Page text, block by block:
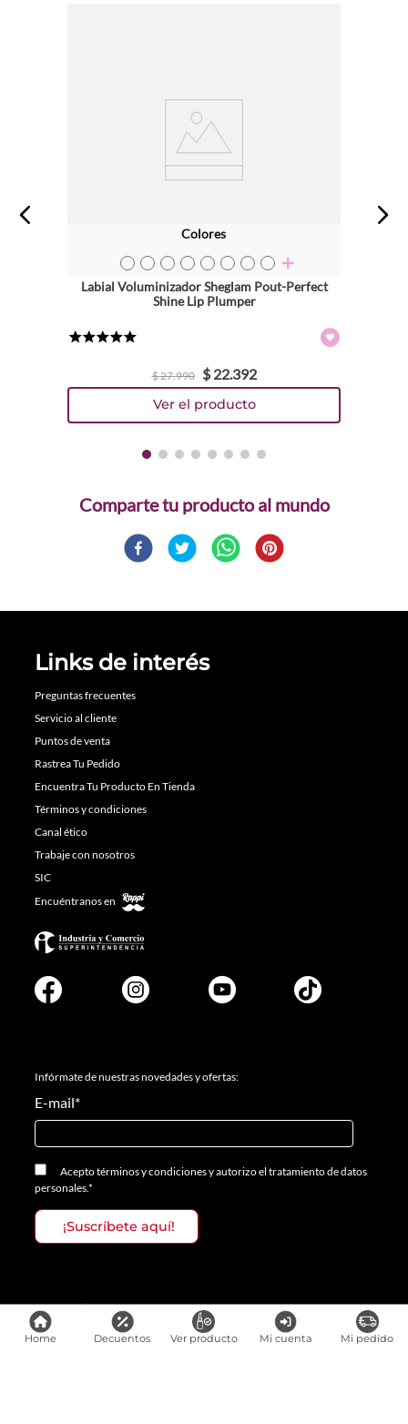
Home Decuentos Ver producto Mi cuenta Mi pedido
Colores
Labial Voluminizador Sheglam Pout-Perfect
Shine Lip Plumper
$27.990 $ 22.392
Comparte
Links de interés
Preguntas frecuentes
Servicio al cliente
Puntos de venta
Rastrea Tu Pedido
Encuentra Tu Producto En Tienda
Términos y condiciones
Canal ético
Trabaje con nosotros
SIC
Encuéntranos en
Infórmate de nuestras novedades y ofertas:
E-mail*
Aceptotérminos y condicionesyautorizo el tratamiento de datos
personales.*
Medios de pago